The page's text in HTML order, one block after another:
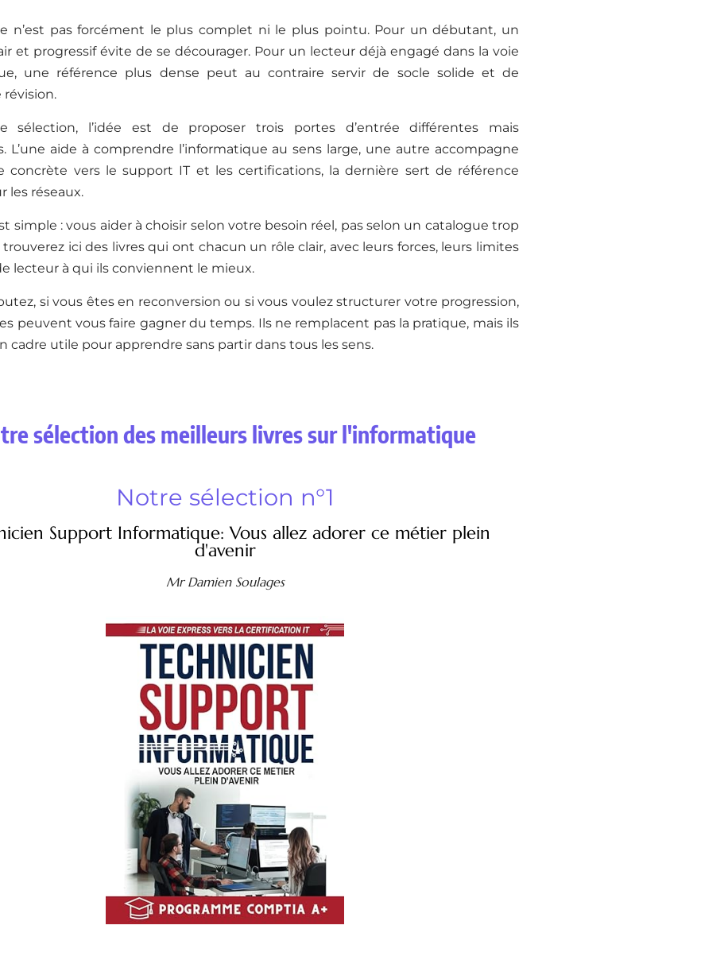
n’est pas forcément le plus complet ni le plus pointu. Pour un débutant, un
et progressif évite de se décourager. Pour un lecteur déjà engagé dans la voie
une référence plus dense peut au contraire servir de socle solide et de
sélection, l’idée est de proposer trois portes d’entrée différentes mais
L’une aide à comprendre l’informatique au sens large, une autre accompagne
concrète vers le support IT et les certifications, la dernière sert de référence
les réseaux.
simple : vous aider à choisir selon votre besoin réel, pas selon un catalogue trop
trouverez ici des livres qui ont chacun un rôle clair, avec leurs forces, leurs limites
lecteur à qui ils conviennent le mieux.
si vous êtes en reconversion ou si vous voulez structurer votre progression,
peuvent vous faire gagner du temps. Ils ne remplacent pas la pratique, mais ils
cadre utile pour apprendre sans partir dans tous les sens.
sélection des meilleurs livres sur l'informatique
Notre sélection n°1
Support Informatique: Vous allez adorer ce métier plein
d'avenir
Mr Damien Soulages